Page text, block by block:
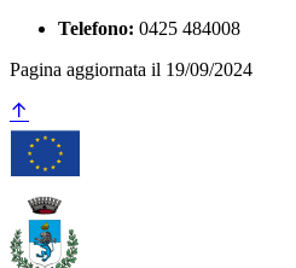
Telefono: 0425 484008
Pagina aggiornata il 19/09/2024